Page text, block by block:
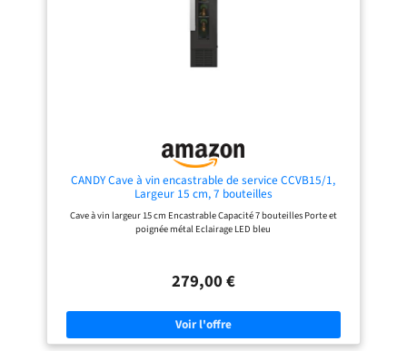
bouteilles en verre. Elle bloque les
endommager votre vin et altérer
son goût. La façade miroir et les
garnitures noires lui confèrent un
style élégant, sophistiqué et
moderne. [ Refroidissement
autonome est dotée d'un système
en énergie et silencieux. Elle
maintient vos boissons à la bonne
température, sans perturber les
CANDY Cave à vin encastrable de service CCVB15/1,
Largeur 15 cm, 7 bouteilles
Cave à vin largeur 15 cm Encastrable Capacité 7 bouteilles Porte et
poignée métal Eclairage LED bleu
279,00 €